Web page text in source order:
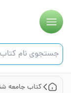
کتابجامعه